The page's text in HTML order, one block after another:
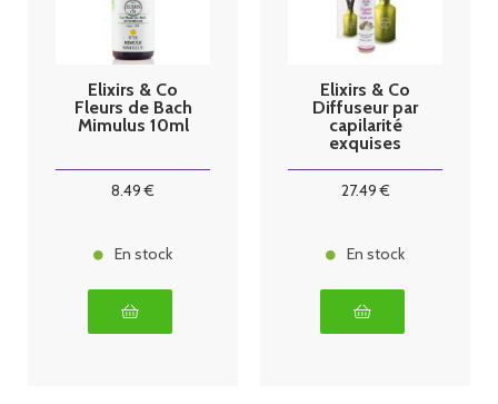
Elixirs & Co
Fleurs de Bach
Mimulus 10ml
8.49 €
En stock
Elixirs & Co
Diffuseur par
capilarité
exquises
27.49€
En stock